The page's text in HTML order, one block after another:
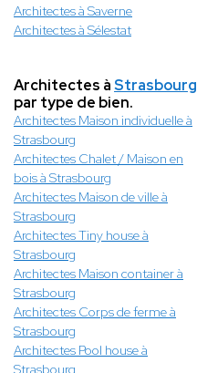
Architectes à Saverne
Architectes à Sélestat
Architectes àStrasbourg
par type de bien.
Architectes Maison individuelle à
Strasbourg
Architectes Chalet / Maison en
bois à Strasbourg
Architectes Maison de ville à
Strasbourg
Architectes Tiny house à
Strasbourg
Architectes Maison container à
Strasbourg
Architectes Corps de ferme à
Strasbourg
Architectes Pool house à
Strasbourg